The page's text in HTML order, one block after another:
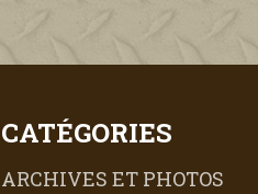
CATÉGORIES
ARCHIVES ET PHOTOS